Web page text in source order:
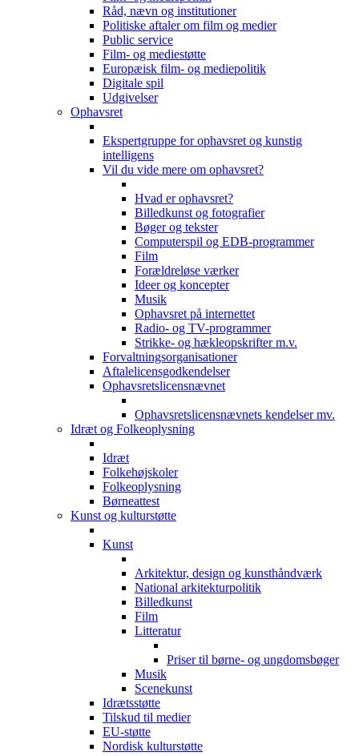
Råd, nævn og institutioner
Politiske aftaler om film og medier
Public service
Film- og mediestøtte
Europæisk film- og mediepolitik
Digitale spil
Udgivelser
Ophavsret
Ekspertgruppe for ophavsret og kunstig
intelligens
Vil du vide mere om ophavsret?
Hvad er ophavsret?
Billedkunst og fotografier
Bøger og tekster
Computerspil og EDB-programmer
Film
Forældreløse værker
Ideer og koncepter
Musik
Ophavsret på internettet
Radio- og TV-programmer
Strikke- og hækleopskrifter m.v.
Forvaltningsorganisationer
Aftalelicensgodkendelser
Ophavsretslicensnævnet
Ophavsretslicensnævnets kendelser mv.
Idræt og Folkeoplysning
Idræt
Folkehøjskoler
Folkeoplysning
Børneattest
Kunst og kulturstøtte
Kunst
Arkitektur, design og kunsthåndværk
National arkitekturpolitik
Billedkunst
Film
Litteratur
Priser til børne- og ungdomsbøger
Musik
Scenekunst
Idrætsstøtte
Tilskud til medier
EU-støtte
Nordisk kulturstøtte